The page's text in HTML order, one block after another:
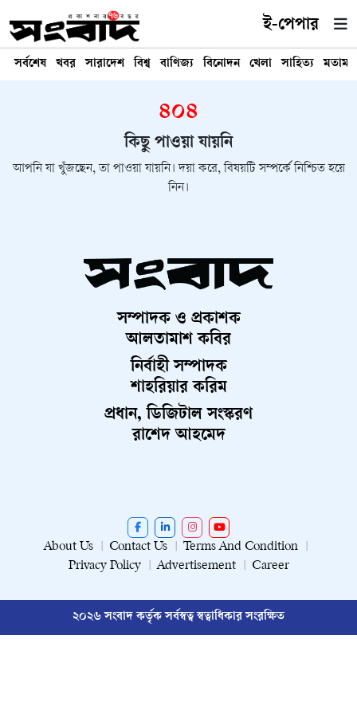
ই-পেপার
সর্বশেষ খবর সারাদেশ বিশ্ব বাণিজ্য বিনোদন খেলা সাহিত্য মতামত
৪০৪
কিছু পাওয়া যায়নি
আপনি যা খুঁজছেন, তা পাওয়া যায়নি। দয়া করে, বিষয়টি সম্পর্কে নিশ্চিত হয়ে
নিন।
সম্পাদক ও প্রকাশক
আলতামাশ কবির
নির্বাহী সম্পাদক
শাহরিয়ার করিম
প্রধান, ডিজিটাল সংস্করণ
রাশেদ আহমেদ
About Us Contact Us
Terms And Condition
Privacy Policy
Advertisement Career
২০২৬ সংবাদ কর্তৃক সর্বস্বত্ব স্বত্বাধিকার সংরক্ষিত